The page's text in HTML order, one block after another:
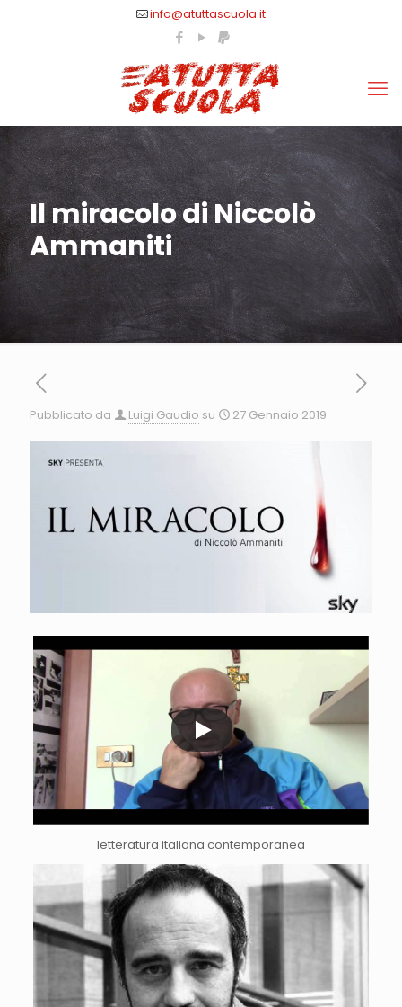
info@atuttascuola.it
Il miracolo di Niccolò
Ammaniti
Pubblicato da Luigi Gaudio su 27 Gennaio 2019
letteratura italiana contemporanea